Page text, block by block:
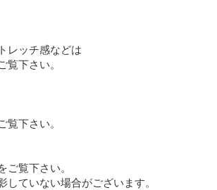
レッチ感などは
下さい。
下さい。
覧下さい。
していない場合がございます。